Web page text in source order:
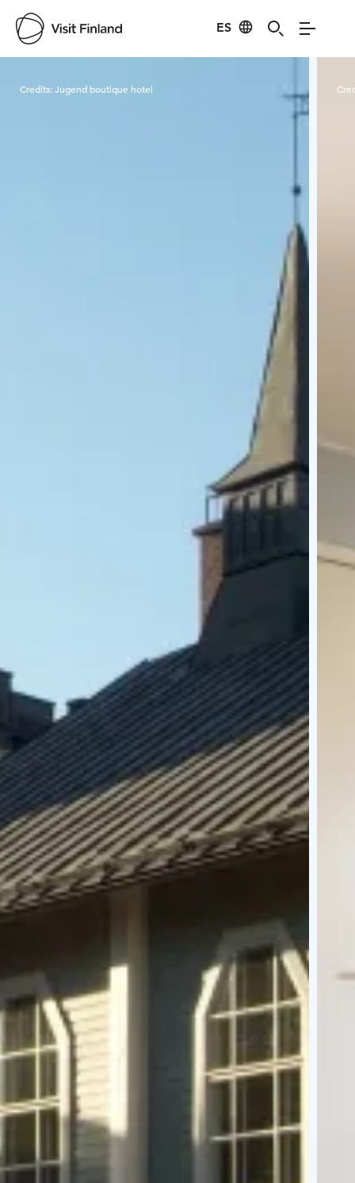
ES
Credits:Jugend boutique hotel